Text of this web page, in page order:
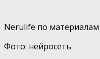
Nerulife по
Фото: нейросеть